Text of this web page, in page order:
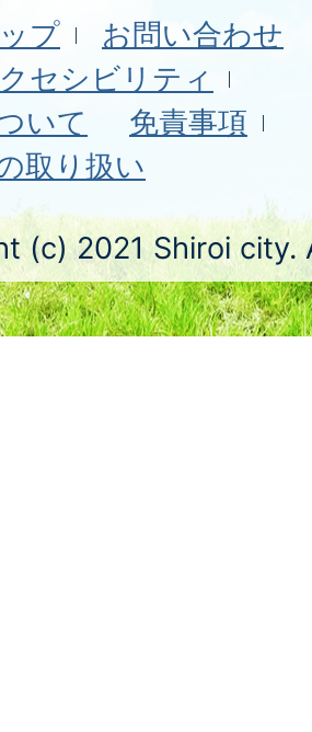
プ
お問い合わせ
セシビリティ
いて
免責事項
取り扱い
(c) 2021 Shiroi city.